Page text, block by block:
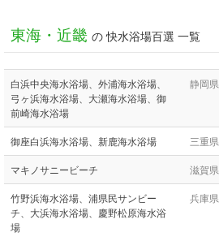
東海・近畿 の 快水浴場百選 一覧
白浜中央海水浴場、外浦海水浴場、
弓ヶ浜海水浴場、大瀬海水浴場、御
前崎海水浴場
静岡県
御座白浜海水浴場、新鹿海水浴場 三重県
マキノサニービーチ 滋賀県
竹野浜海水浴場、浦県民サンビー
チ、大浜海水浴場、慶野松原海水浴
場
兵庫県